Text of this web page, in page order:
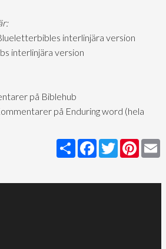
interlinjära version
interlinjära version
på Biblehub
på Enduring word (hela
Share Facebook
Twitter